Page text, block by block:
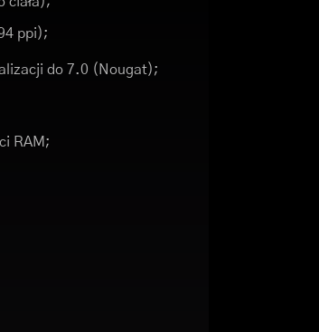
ppi);
do 7.0 (Nougat);
RAM;